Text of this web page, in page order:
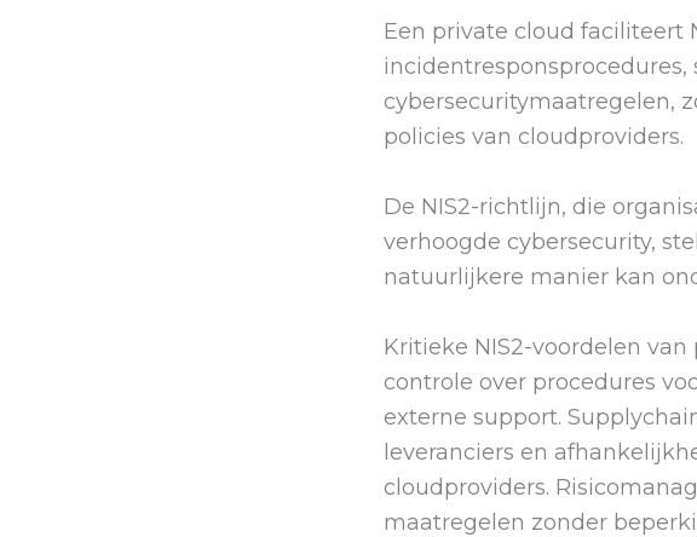
Een private cloud faciliteert
cybersecuritymaatregelen,
policies van cloudproviders.
De NIS2-richtlijn, die
verhoogde cybersecurity,
natuurlijkere manier kan
Kritieke NIS2-voordelen
controle over procedures
externe support.
leveranciers en
cloudproviders.
maatregelen zonder